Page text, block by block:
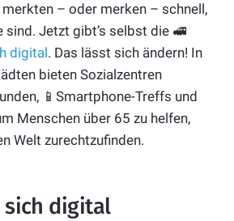
– oder merken – schnell,
sind. Jetzt gibt’s selbst die 🚅
digital. Das lässt sich ändern! In
bieten Sozialzentren
📱Smartphone-Treffs und
Menschen über 65 zu helfen,
Welt zurechtzufinden.
sich digital